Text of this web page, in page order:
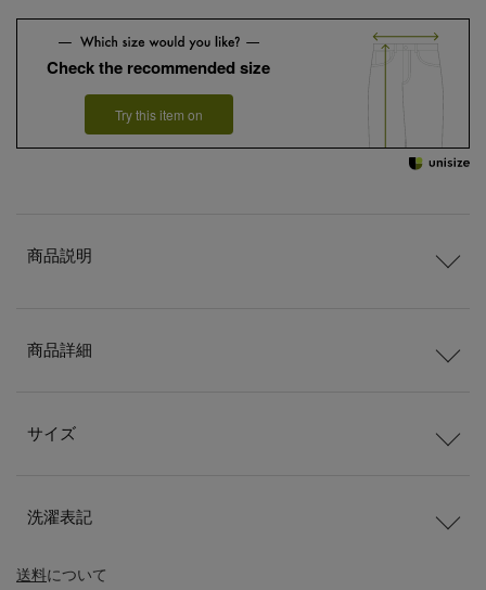
Check the recommended size
Try this item on
送料について
商品説明
商品詳細
サイズ
洗濯表記